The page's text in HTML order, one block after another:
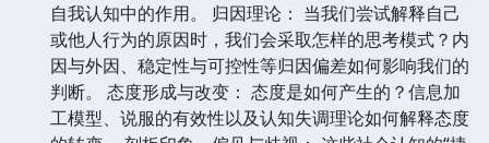
自我认知中的作用。 归因理论： 当我们尝试解释自己
或他人行为的原因时，我们会采取怎样的思考模式？内
因与外因、稳定性与可控性等归因偏差如何影响我们的
判断。 态度形成与改变： 态度是如何产生的？信息加
工模型、说服的有效性以及认知失调理论如何解释态度